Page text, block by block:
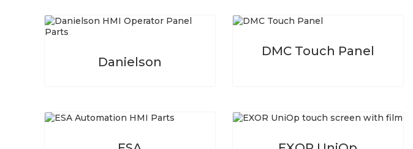
Danielson
DMC Touch Panel